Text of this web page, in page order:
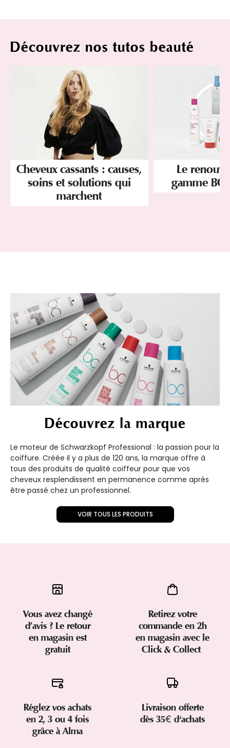
Découvrez nos tutos beauté
Cheveux cassants : causes,
soins et solutions qui
marchent
Le
gamme BC
Découvrez la marque
Le moteur de Schwarzkopf Professional : la passion pour la
coiffure. Créée il y a plus de 120 ans, la marque offre à
tous des produits de qualité coiffeur pour que vos
cheveux resplendissent en permanence comme après
être passé chez un professionnel.
VOIR TOUS LES PRODUITS
Vous avez changé
d’avis ? Le retour
en magasin est
gratuit
Retirez votre
commande en 2h
en magasin avec le
Click & Collect
Réglez vos achats
en 2, 3 ou 4 fois
grâce à Alma
Livraison offerte
dès 35€ d'achats